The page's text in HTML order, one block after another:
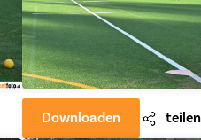
Downloaden teilen